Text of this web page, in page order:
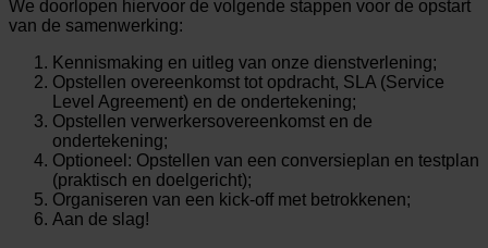
We doorlopen hiervoor de volgende stappen voor de opstart
van de samenwerking:
Kennismaking en uitleg van onze dienstverlening;
Opstellen overeenkomst tot opdracht, SLA (Service
Level Agreement) en de ondertekening;
Opstellen verwerkersovereenkomst en de
ondertekening;
Optioneel: Opstellen van een conversieplan en testplan
(praktisch en doelgericht);
Organiseren van een kick-off met betrokkenen;
Aan de slag!